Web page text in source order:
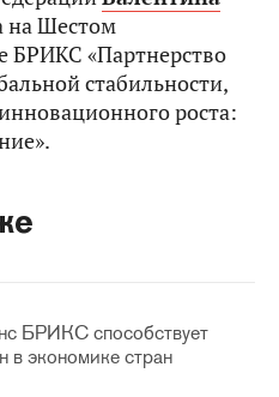
на Шестом
БРИКС «Партнерство
стабильности,
роста:
БРИКС способствует
в экономике стран